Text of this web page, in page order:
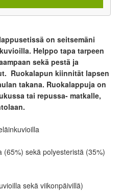
on seitsemäni
Helppo tapa tarpeen
sekä pestä ja
Ruokalapun kiinnität lapsen
takana. Ruokalappuja on
tai repussa- matkalle,
(65%) sekä polyesteristä (35%)
sekä viikonpäivillä)